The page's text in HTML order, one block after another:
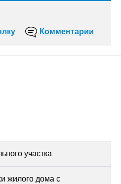
Комментарии
участка
жилого дома с